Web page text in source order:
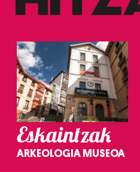
Eskaintzak
ARKEOLOGIA MUSEOA